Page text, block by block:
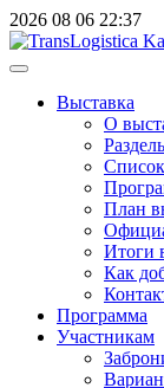
2026 08 06 22:37
Выставка
О
План
Итоги
Как
Программа
Участникам